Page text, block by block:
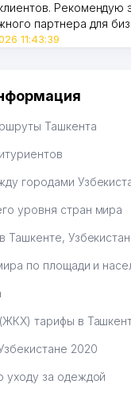
Рекомендую
партнера для
11:43:39
Ташкента
городами
уровня стран мира
Ташкенте, Узбекистан
по площади и
тарифы в
2020
уходу за одеждой